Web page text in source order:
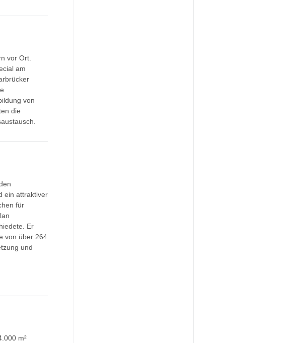
vor Ort.
am
von
die
ein attraktiver
für
Er
von über 264
und
m²